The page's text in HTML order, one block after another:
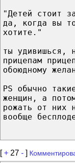
"Детей стоит
да, когда вы
хотите."
ты удивишься,
прицепам
обоюдному
PS обычно
женщин, а
рожать от них
вообще
[+ 27 - ]